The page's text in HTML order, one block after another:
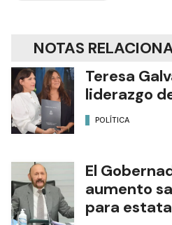
NOTAS
Teresa
liderazgo
POLÍTICA
El
aumento
para